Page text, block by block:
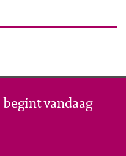
begint vandaag